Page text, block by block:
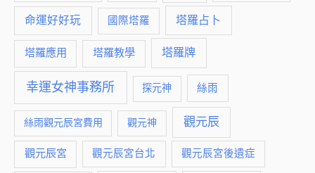
命運好好玩 國際塔羅 塔羅占卜
塔羅應用 塔羅教學 塔羅牌
幸運女神事務所 探元神 絲雨
絲雨觀元辰宮費用 觀元神 觀元辰
觀元辰宮 觀元辰宮台北 觀元辰宮後遺症